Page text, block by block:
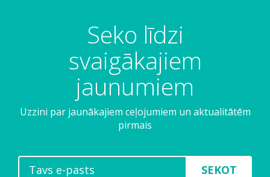
Seko līdzi
svaigākajiem
jaunumiem
Uzzini par jaunākajiem ceļojumiem un aktualitātēm
pirmais
SEKOT